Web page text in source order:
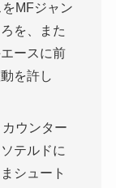
MFジャン
を、また
ースに前
を許し
ウンター
テルドに
シュート